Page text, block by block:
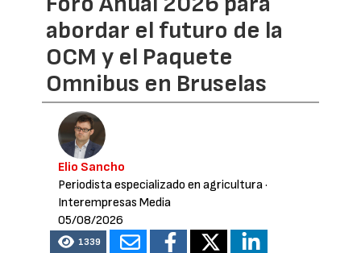
abordar el futuro de la
OCM y el Paquete
Omnibus en Bruselas
Elio Sancho
Periodista especializado en agricultura·
Interempresas Media
05/08/2026
1339